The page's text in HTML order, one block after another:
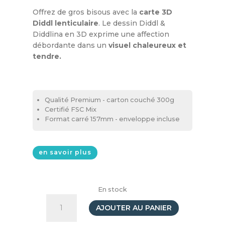
Offrez de gros bisous avec la carte 3D
Diddl lenticulaire. Le dessin Diddl &
Diddlina en 3D exprime une affection
débordante dans un visuel chaleureux et
tendre.
Qualité Premium - carton couché 300g
Certifié FSC Mix
Format carré 157mm - enveloppe incluse
en savoir plus
En stock
AJOUTER AU PANIER